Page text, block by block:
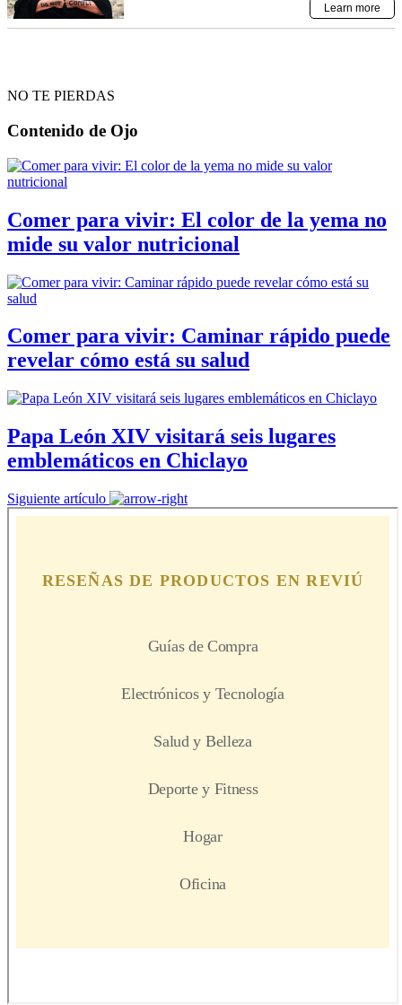
NO TE PIERDAS
Contenido de Ojo
Comer para vivir: El color de la yema no
mide su valor nutricional
Comer para vivir: Caminar rápido puede
revelar cómo está su salud
Papa León XIV visitará seis lugares
emblemáticos en Chiclayo
Siguiente artículo